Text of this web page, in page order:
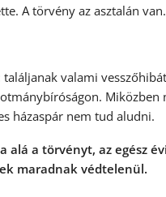
A törvény az asztalán van.
valami
Miközben
házaspár nem tud aludni.
alá a törvényt, az egész
maradnak védtelenül.